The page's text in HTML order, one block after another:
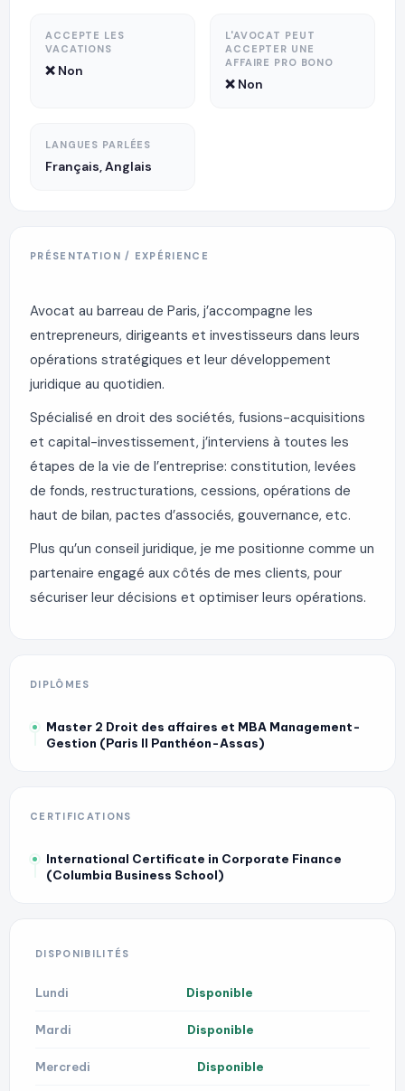
ACCEPTE LES
VACATIONS
❌ Non
L'AVOCAT PEUT
ACCEPTER UNE
AFFAIRE PRO BONO
❌ Non
LANGUES PARLÉES
Français, Anglais
PRÉSENTATION / EXPÉRIENCE
Avocat au barreau de Paris, j’accompagne les
entrepreneurs, dirigeants et investisseurs dans leurs
opérations stratégiques et leur développement
juridique au quotidien.
Spécialisé en droit des sociétés, fusions-acquisitions
et capital-investissement, j’interviens à toutes les
étapes de la vie de l’entreprise: constitution, levées
de fonds, restructurations, cessions, opérations de
haut de bilan, pactes d’associés, gouvernance, etc.
Plus qu’un conseil juridique, je me positionne comme un
partenaire engagé aux côtés de mes clients, pour
sécuriser leur décisions et optimiser leurs opérations.
DIPLÔMES
Master 2 Droit des affaires et MBA Management-
Gestion (Paris II Panthéon-Assas)
CERTIFICATIONS
International Certificate in Corporate Finance
(Columbia Business School)
DISPONIBILITÉS
Lundi Disponible
Mardi Disponible
Mercredi Disponible